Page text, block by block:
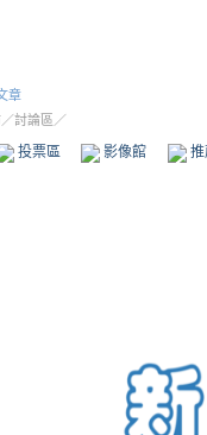
章
／討論區／
投票區 影像館